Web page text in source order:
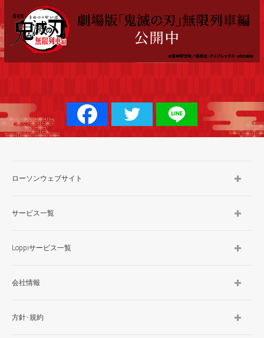
ローソンウェブサイト
サービス一覧
Loppiサービス一覧
会社情報
方針･規約